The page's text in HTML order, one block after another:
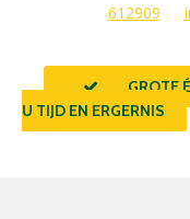
612909
GROTE
U TIJD EN ERGERNIS